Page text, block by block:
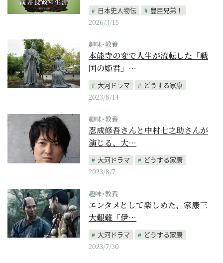
日本史人物伝
豊臣兄弟！
2026/3/15
趣味･教養
本能寺の変で人生が流転した「戦
国の姫君」…
大河ドラマ
どうする家康
2023/8/14
趣味･教養
忍成修吾さんと中村七之助さんが
演じる、大…
大河ドラマ
どうする家康
2023/8/7
趣味･教養
エンタメとして楽しめた、家康三
大艱難「伊…
大河ドラマ
どうする家康
2023/7/30